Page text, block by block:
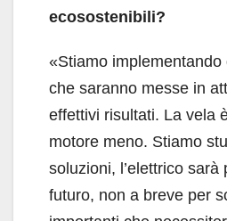
ecosostenibili?
«Stiamo implementando
che saranno messe in
effettivi risultati. La vela
motore meno. Stiamo
soluzioni, l’elettrico sarà
futuro, non a breve per